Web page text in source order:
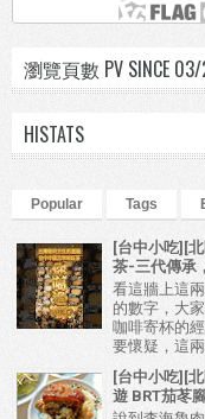
瀏覽頁數 PV SINCE
HISTATS
Popular Tags
[台中小吃][
茶-三代傳承
看這牆上這
的數字，大
咖啡寄杯的
要懷疑，這
[台中小吃][
遊 BRT茄苳